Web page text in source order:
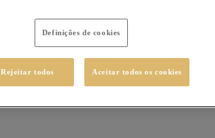
Definições de cookies
Rejeitar todos Aceitar todos os cookies